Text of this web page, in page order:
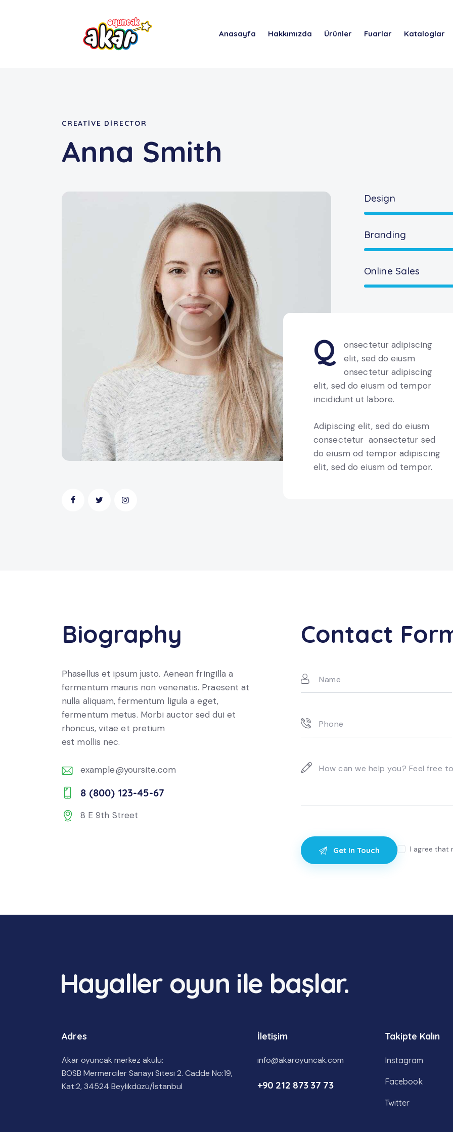
Anasayfa Hakkımızda Ürünler Fuarlar Kataloglar
CREATIVE DIRECTOR
Anna Smith
Design
Branding
Online Sales
Q
onsectetur adipiscing
elit, sed do eiusm
onsectetur adipiscing
elit, sed do eiusm od tempor
incididunt ut labore.
Adipiscing elit, sed do eiusm
consectetur aonsectetur sed
do eiusm od tempor adipiscing
elit, sed do eiusm od tempor.
Biography
Phasellus et ipsum justo. Aenean fringilla a
fermentum mauris non venenatis. Praesent at
nulla aliquam, fermentum ligula a eget,
fermentum metus. Morbi auctor sed dui et
rhoncus, vitae et pretium
est mollis nec.
E-
m
ail:
example@yoursite.com
Ph
on
8 (800) 123-45-67
8 E 9th Street
Contact
I agree
Hayaller oyun ile başlar.
Adres
Akar oyuncak merkez akülü:
BOSB Mermerciler Sanayi Sitesi 2. Cadde No:19,
Kat:2, 34524 Beylikdüzü/İstanbul
İletişim
info@akaroyuncak.com
+90 212 873 37 73
Takipte Kalın
Instagram
Facebook
Twitter